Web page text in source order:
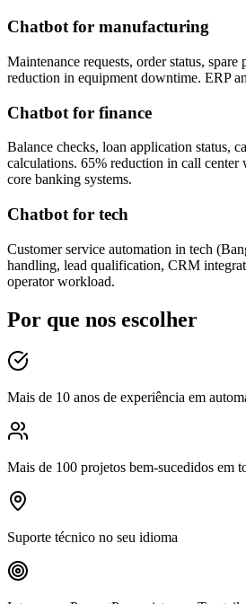
Chatbot for manufacturing
Maintenance requests, order status, spare
reduction in equipment downtime. ERP
Chatbot for finance
Balance checks, loan application status,
calculations. 65% reduction in call
core banking systems.
Chatbot for tech
Customer service automation in tech
handling, lead qualification, CRM
operator workload.
Por que nos escolher
Mais de 10 anos de experiência em
Mais de 100 projetos bem-sucedidos em
Suporte técnico no seu idioma